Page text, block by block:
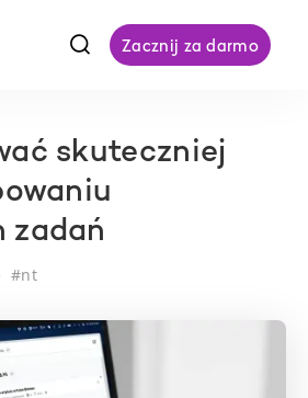
f Zacznij za darmo
skuteczniej
zadań
#nt